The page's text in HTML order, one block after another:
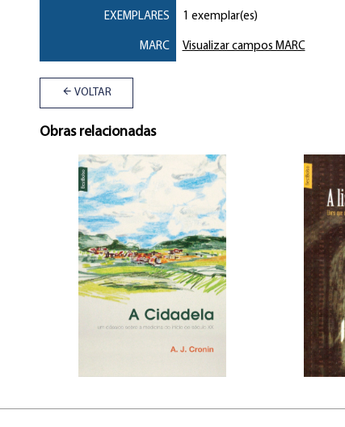
EXEMPLARES 1 exemplar(es)
MARC Visualizar campos MARC
VOLTAR
Obras relacionadas